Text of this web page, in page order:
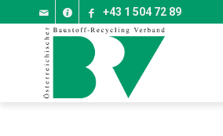
+43 1 504 72 89